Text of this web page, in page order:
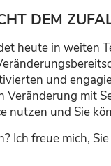
DEM
heute in weiten
und
mit
und Sie
Ich freue mich,